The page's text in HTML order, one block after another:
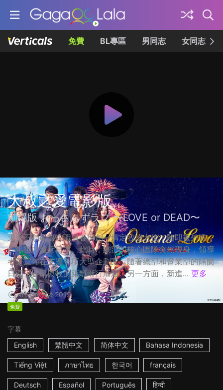
免費 BL專區 男同志 女同志
大叔之愛電影版
劇場版 おっさんずラブ 〜LOVE or DEAD〜
天空不動產魯蛇職員春田創一情定牧凌太後，隨即被外派，
一年後才重回日本。此時，總部的核心團隊突然現身，領導
者更宣佈在主導一項大型企劃案，隨著總部和營業部的隔閡
日深，春田與牧的距離漸行漸遠。另一方面，新進... 更多
1h53m日本2019
免費
字幕
English
繁體中文 简体中文 Bahasa Indonesia
Tiếng Việt ภาษาไทย 한국어 français
Deutsch Español Português हिन्दी